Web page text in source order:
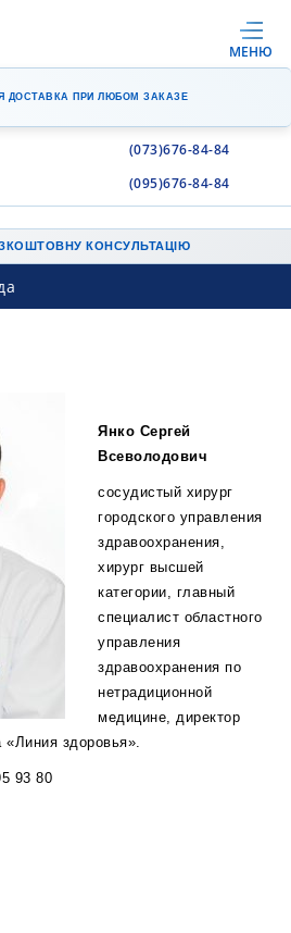
МЕНЮ
ДОСТАВКА ПРИ ЛЮБОМ ЗАКАЗЕ
(073)676-84-84
(095)676-84-84
КОНСУЛЬТАЦІЮ
Янко Сергей
Всеволодович
сосудистый хирург
городского управления
здравоохранения,
хирург высшей
категории, главный
специалист областного
управления
здравоохранения по
нетрадиционной
медицине, директор
«Линия здоровья».
93 80